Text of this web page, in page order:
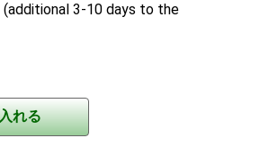
3-10 days to the